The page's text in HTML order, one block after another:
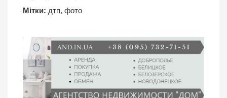
Мітки: дтп, фото